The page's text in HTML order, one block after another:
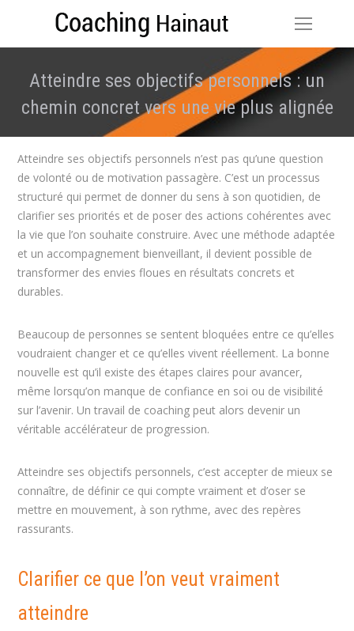
Atteindre ses objectifs personnels : un
chemin concret vers une vie plus alignée
Vous êtes ici :
Atteindre ses objectifs personnels n’est pas qu’une question
de volonté ou de motivation passagère. C’est un processus
structuré qui permet de donner du sens à son quotidien, de
clarifier ses priorités et de poser des actions cohérentes avec
la vie que l’on souhaite construire. Avec une méthode adaptée
et un accompagnement bienveillant, il devient possible de
transformer des envies floues en résultats concrets et
durables.
Beaucoup de personnes se sentent bloquées entre ce qu’elles
voudraient changer et ce qu’elles vivent réellement. La bonne
nouvelle est qu’il existe des étapes claires pour avancer,
même lorsqu’on manque de confiance en soi ou de visibilité
sur l’avenir. Un travail de coaching peut alors devenir un
véritable accélérateur de progression.
Atteindre ses objectifs personnels, c’est accepter de mieux se
connaître, de définir ce qui compte vraiment et d’oser se
mettre en mouvement, à son rythme, avec des repères
rassurants.
Clarifier ce que l’on veut vraiment
atteindre